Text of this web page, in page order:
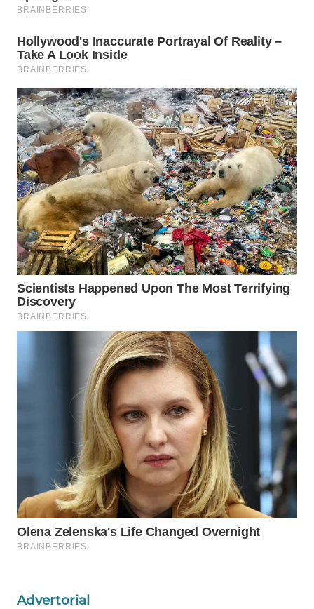
Advertorial
SURABAYA
WN
NATUNA
WN
BINTAN
WN
MANDALIKA
WN
LIKUPANG
WN
LABUANBAJO
WN
BORNEO
Group
WAHANA
TANI
WAHANA
ADVOKAT